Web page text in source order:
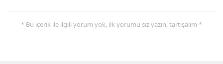
* Bu içerik ile ilgili yorum yok, ilk yorumu siz yazın, tartışalım *